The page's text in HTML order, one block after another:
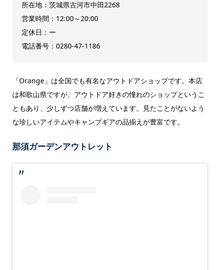
所在地：茨城県古河市中田2268
営業時間：12:00～20:00
定休日：ー
電話番号：0280-47-1186
「Orange」は全国でも有名なアウトドアショップです。本店
は和歌山県ですが、アウトドア好きの憧れのショップというこ
ともあり、少しずつ店舗が増えています。見たことがないよう
な珍しいアイテムやキャンプギアの品揃えが豊富です。
那須ガーデンアウトレット